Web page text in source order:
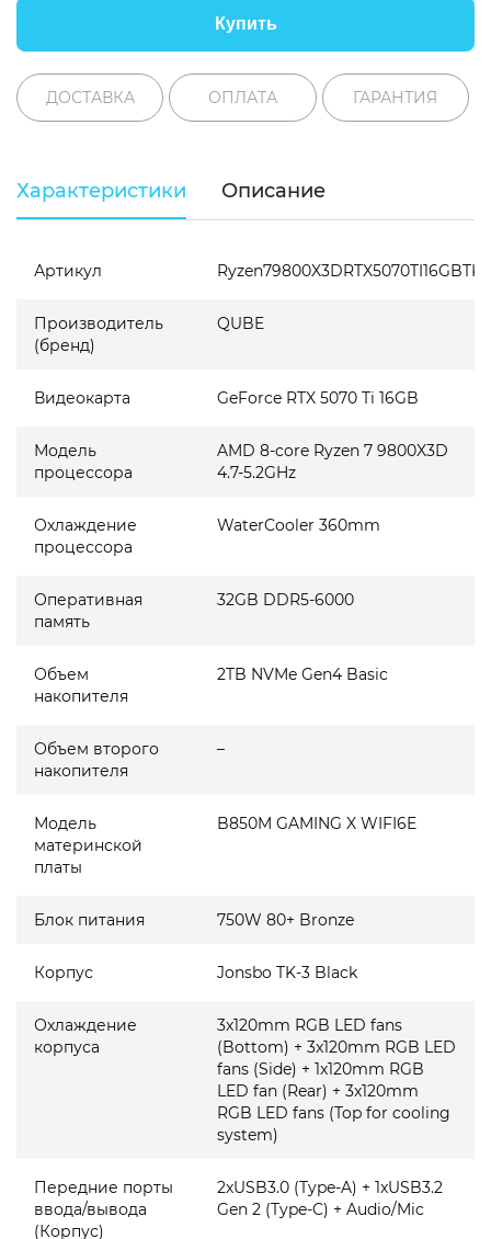
Купить
ДОСТАВКА ОПЛАТА ГАРАНТИЯ
Характеристики Описание
Артикул
Производитель
(бренд)
QUBE
Видеокарта GeForce RTX 5070 Ti 16GB
Модель
процессора
AMD 8-core Ryzen 7 9800X3D
4.7-5.2GHz
Охлаждение
процессора
WaterCooler 360mm
Оперативная
память
32GB DDR5-6000
Объем
накопителя
2TB NVMe Gen4 Basic
Объем второго
накопителя
–
Модель
материнской
платы
B850M GAMING X WIFI6E
Блок питания 750W 80+ Bronze
Корпус Jonsbo TK-3 Black
Охлаждение
корпуса
3x120mm RGB LED fans
(Bottom) + 3x120mm RGB LED
fans (Side) + 1x120mm RGB
LED fan (Rear) + 3x120mm
RGB LED fans (Top for cooling
system)
Передние порты
ввода/вывода
(Корпус)
2xUSB3.0 (Type-A) + 1xUSB3.2
Gen 2 (Type-C) + Audio/Mic